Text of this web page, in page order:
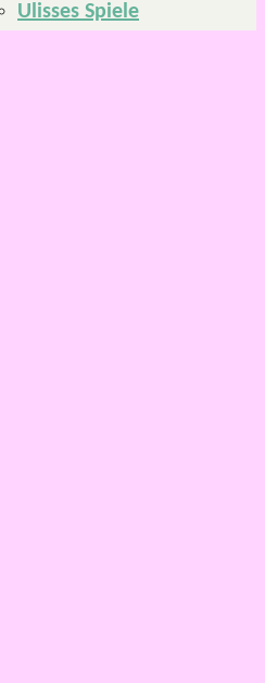
Ulisses Spiele